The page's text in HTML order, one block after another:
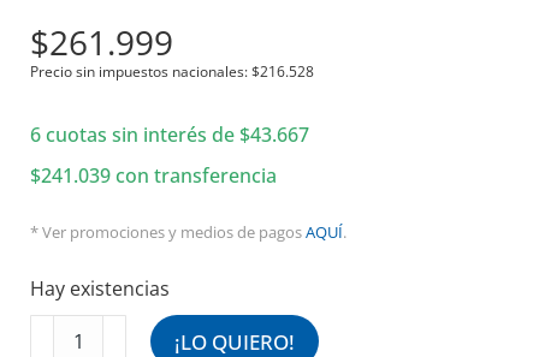
$261.999
Precio sin impuestos nacionales:$216.528
6 cuotas sin interés de $43.667
$241.039con transferencia
* Ver promociones y medios de pagosAQUÍ.
Hay existencias
Ventilador
¡LO QUIERO!